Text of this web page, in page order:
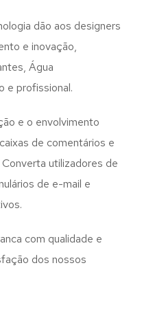
dão aos designers
e inovação,
Água
e profissional.
e o envolvimento
de comentários e
utilizadores de
de e-mail e
com qualidade e
dos nossos